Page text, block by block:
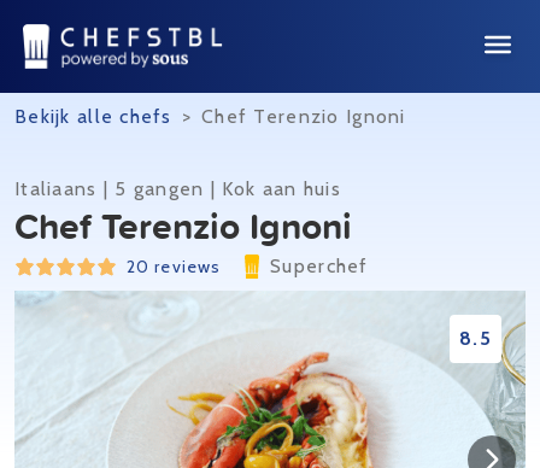
Bekijk alle chefs > Chef Terenzio Ignoni
Italiaans | 5 gangen | Kok aan huis
Chef Terenzio Ignoni
20 reviews Superchef
8.5